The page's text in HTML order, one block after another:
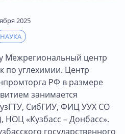
2025
НАУКА
Межрегиональный центр
по углехимии. Центр
РФ в размере
занимается
СибГИУ, ФИЦ УУХ СО
НОЦ «Кузбасс – Донбасс».
государственного